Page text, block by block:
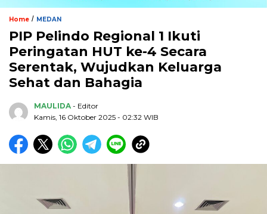
Home / MEDAN
PIP Pelindo Regional 1 Ikuti
Peringatan HUT ke-4 Secara
Serentak, Wujudkan Keluarga
Sehat dan Bahagia
MAULIDA - Editor
Kamis, 16 Oktober 2025 - 02:32 WIB